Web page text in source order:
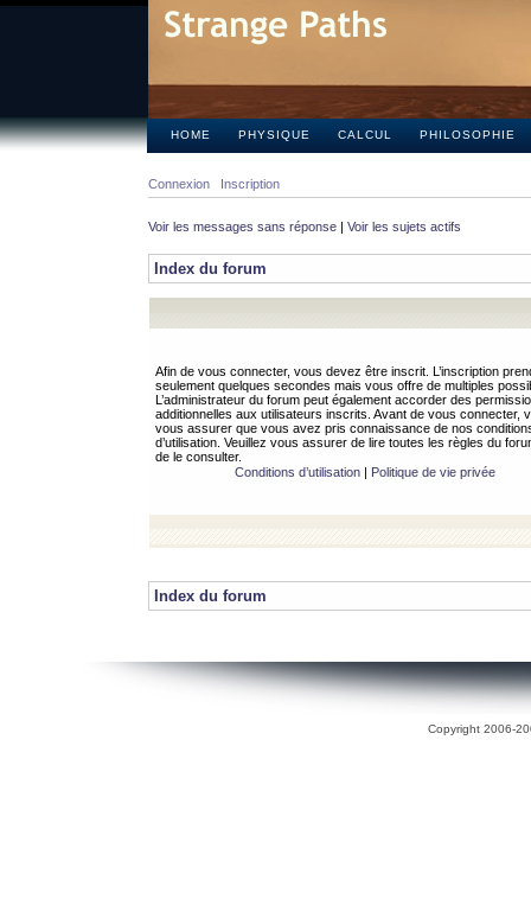
HOME PHYSIQUE CALCUL PHILOSOPHIE
Connexion Inscription
Voir les messages sans réponse | Voir les sujets actifs
Index du forum
Afin de vous connecter, vous devez être inscrit. L’inscription
seulement quelques secondes mais vous offre de multiples
L’administrateur du forum peut également accorder des
additionnelles aux utilisateurs inscrits. Avant de vous connecter,
vous assurer que vous avez pris connaissance de nos
d’utilisation. Veuillez vous assurer de lire toutes les règles du
de le consulter.
Conditions d’utilisation| Politique de vie privée
Index du forum
Copyright 2006-